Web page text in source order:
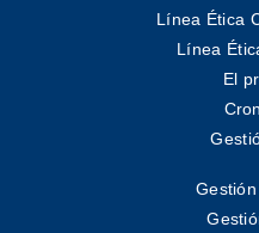
Línea Ética
Línea
El